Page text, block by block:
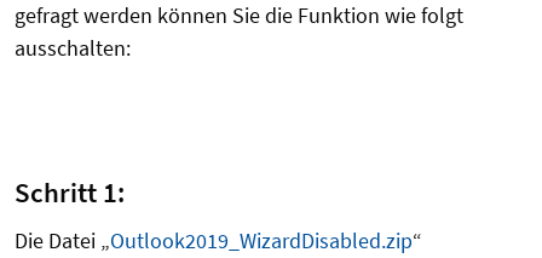
gefragt werden können Sie die Funktion wie folgt
ausschalten:
Schritt 1:
Die Datei „Outlook2019_WizardDisabled.zip“